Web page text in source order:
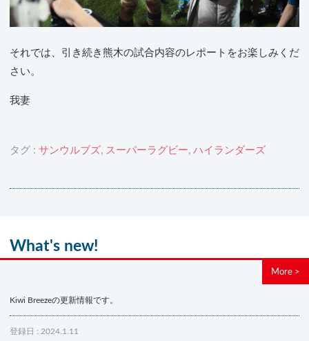
それでは、引き続き熊木の試合内容のレポートをお楽しみくだ
さい。
我妻
タグ : サンウルブズ, スーパーラグビー, ハイランダーズ
What's new!
More >
Kiwi Breezeの更新情報です。
登録日 : 2024.1.11